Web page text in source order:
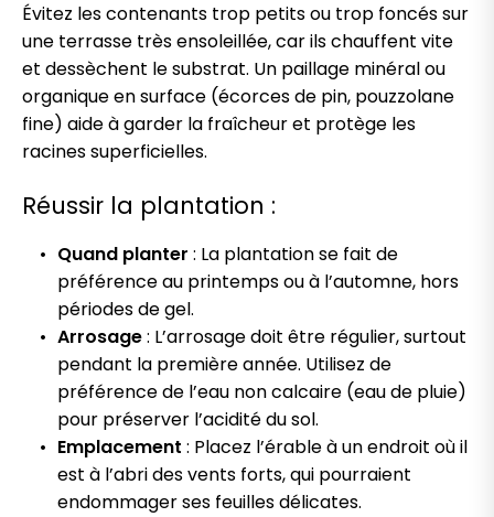
Évitez les contenants trop petits ou trop foncés sur
une terrasse très ensoleillée, car ils chauffent vite
et dessèchent le substrat. Un paillage minéral ou
organique en surface (écorces de pin, pouzzolane
fine) aide à garder la fraîcheur et protège les
racines superficielles.
Réussir la plantation :
Quand planter : La plantation se fait de
préférence au printemps ou à l’automne, hors
périodes de gel.
Arrosage: L’arrosage doit être régulier, surtout
pendant la première année. Utilisez de
préférence de l’eau non calcaire (eau de pluie)
pour préserver l’acidité du sol.
Emplacement : Placez l’érable à un endroit où il
est à l’abri des vents forts, qui pourraient
endommager ses feuilles délicates.